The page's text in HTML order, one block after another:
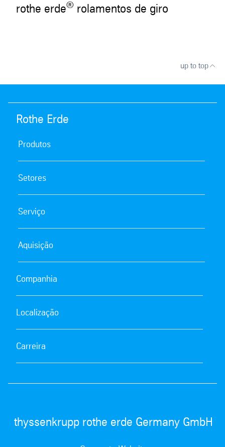
rothe erde® rolamentos de giro
up to top
Rothe Erde
Produtos
Setores
Serviço
Aquisição
Companhia
Localização
Carreira
thyssenkrupp rothe erde Germany GmbH